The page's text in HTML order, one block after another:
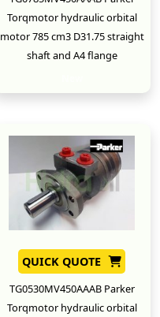
Torqmotor hydraulic orbital
motor 785 cm3 D31.75 straight
shaft and A4 flange
QUICK QUOTE
TG0530MV450AAAB Parker
Torqmotor hydraulic orbital